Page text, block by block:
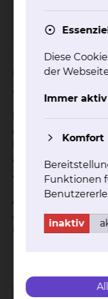
Per
Per E-Mail
Die Station
Zimmer mit 4
Die
Patienten hat die
Zimmer).
Auf unserer Station
Anästhesie und
Einsatz sowie
Diese
der
Immer aktiv
Komfort
Funktionen
inaktiv